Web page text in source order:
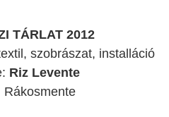
TÁRLAT 2012
szobrászat, installáció
Riz Levente
Rákosmente